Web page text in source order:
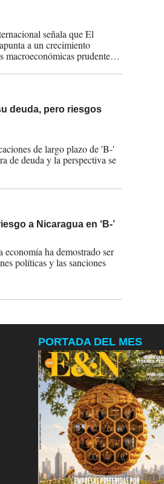
señala que El
a un crecimiento
prudentes y
deuda, pero riesgos
de largo plazo de 'B-'
de deuda y la perspectiva se
a Nicaragua en ‘B-’
economía ha demostrado ser
políticas y las sanciones
PORTADA DEL MES